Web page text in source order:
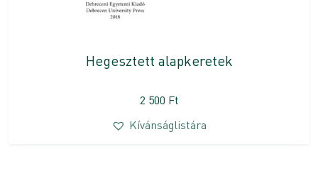
Hegesztett alapkeretek
2 500 Ft
Kívánságlistára